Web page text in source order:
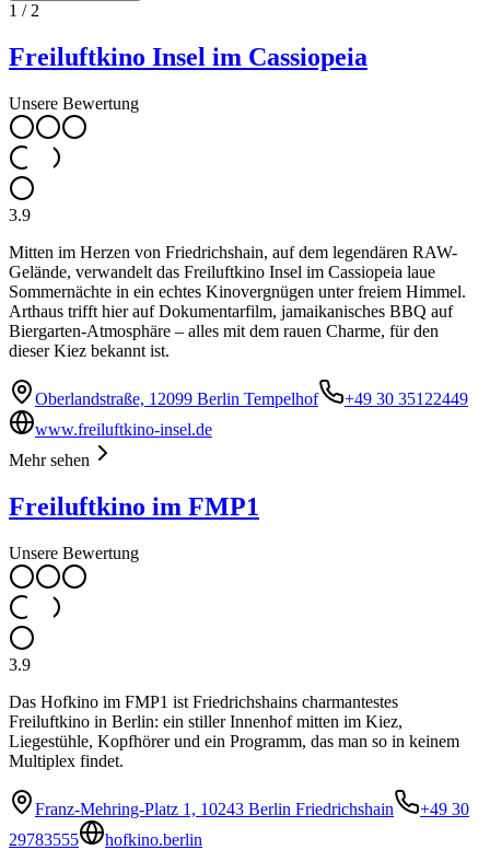
1 / 2
Freiluftkino Insel im Cassiopeia
Unsere Bewertung
3.9
Mitten im Herzen von Friedrichshain, auf dem legendären RAW-
Gelände, verwandelt das Freiluftkino Insel im Cassiopeia laue
Sommernächte in ein echtes Kinovergnügen unter freiem Himmel.
Arthaus trifft hier auf Dokumentarfilm, jamaikanisches BBQ auf
Biergarten-Atmosphäre – alles mit dem rauen Charme, für den
dieser Kiez bekannt ist.
Oberlandstraße, 12099 Berlin Tempelhof
+49 30 35122449
www.freiluftkino-insel.de
Mehr sehen
Freiluftkino im FMP1
Unsere Bewertung
3.9
Das Hofkino im FMP1 ist Friedrichshains charmantestes
Freiluftkino in Berlin: ein stiller Innenhof mitten im Kiez,
Liegestühle, Kopfhörer und ein Programm, das man so in keinem
Multiplex findet.
Franz-Mehring-Platz 1, 10243 Berlin Friedrichshain
+49 30
29783555
hofkino.berlin